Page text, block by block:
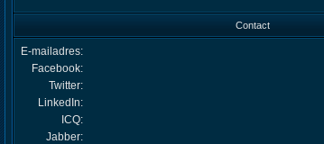
Contact
E-mailadres:
Facebook:
Twitter:
LinkedIn:
ICQ:
Jabber: